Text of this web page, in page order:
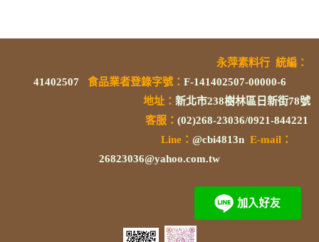
永萍素料行 統編 ：
41402507
食品業者登錄字號： F-141402507-00000-6
地址： 新北市238樹林區日新街78號
客服： (02)268-23036/0921-844221
Line： @cbi4813n E-mail：
26823036@yahoo.com.tw